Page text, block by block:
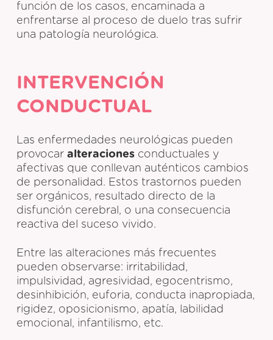
función de los casos, encaminada a
enfrentarse al proceso de duelo tras sufrir
una patología neurológica.
INTERVENCIÓN
CONDUCTUAL
Las enfermedades neurológicas pueden
provocar alteraciones conductuales y
afectivas que conllevan auténticos cambios
de personalidad. Estos trastornos pueden
ser orgánicos, resultado directo de la
disfunción cerebral, o una consecuencia
reactiva del suceso vivido.
Entre las alteraciones más frecuentes
pueden observarse: irritabilidad,
impulsividad, agresividad, egocentrismo,
desinhibición, euforia, conducta inapropiada,
rigidez, oposicionismo, apatía, labilidad
emocional, infantilismo, etc.